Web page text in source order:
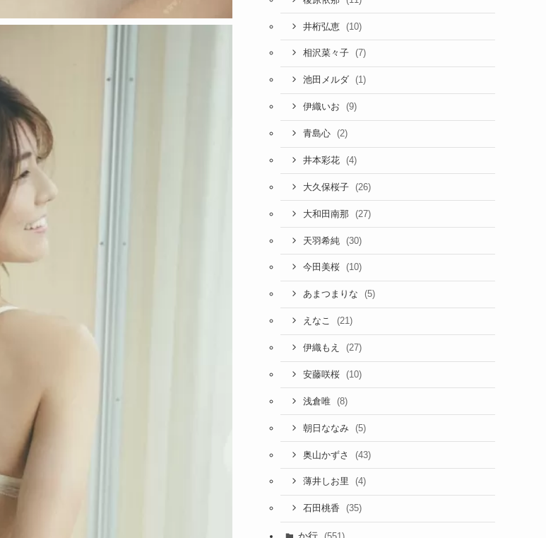
井桁弘恵 (10)
相沢菜々子 (7)
池田メルダ (1)
伊織いお (9)
青島心 (2)
井本彩花 (4)
大久保桜子 (26)
大和田南那 (27)
天羽希純 (30)
今田美桜 (10)
あまつまりな (5)
えなこ (21)
伊織もえ (27)
安藤咲桜 (10)
浅倉唯 (8)
朝日ななみ (5)
奥山かずさ (43)
薄井しお里 (4)
石田桃香 (35)